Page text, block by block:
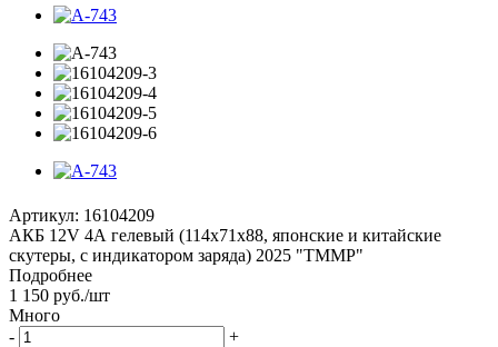
Артикул: 16104209
АКБ 12V 4А гелевый (114x71x88, японские и китайские
скутеры, с индикатором заряда) 2025 "TMMP"
Подробнее
1 150 руб./шт
Много
-
+